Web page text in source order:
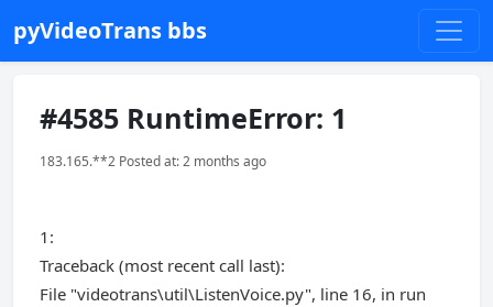
pyVideoTrans bbs
#4585 RuntimeError: 1
183.165.**2 Posted at: 2 months ago
1:
Traceback (most recent call last):
File "videotrans\util\ListenVoice.py", line 16, in run